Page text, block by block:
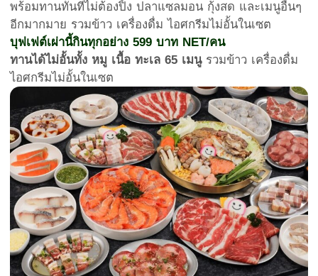
พร้อมทานทันทีไม่ต้องปิ้ง ปลาแซลมอน กุ้งสด และเมนูอื่นๆ
อีกมากมาย รวมข้าว เครื่องดื่ม ไอศกรีมไม่อั้นในเซต
บุฟเฟต์เผ่านี้กินทุกอย่าง 599 บาท NET/คน
ทานได้ไม่อั้นทั้ง หมู เนื้อ ทะเล 65 เมนูรวมข้าว เครื่องดื่ม
ไอศกรีมไม่อั้นในเซต